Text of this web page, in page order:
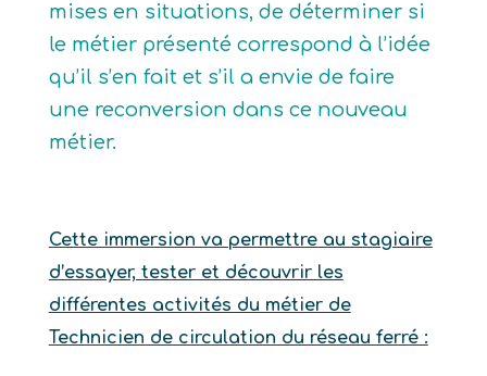
mises en situations, de déterminer si
le métier présenté correspond à l’idée
qu’il s’en fait et s’il a envie de faire
une reconversion dans ce nouveau
métier.
Cette immersion va permettre au stagiaire
d’essayer, tester et découvrir les
différentes activités du métier de
Technicien de circulation du réseau ferré :